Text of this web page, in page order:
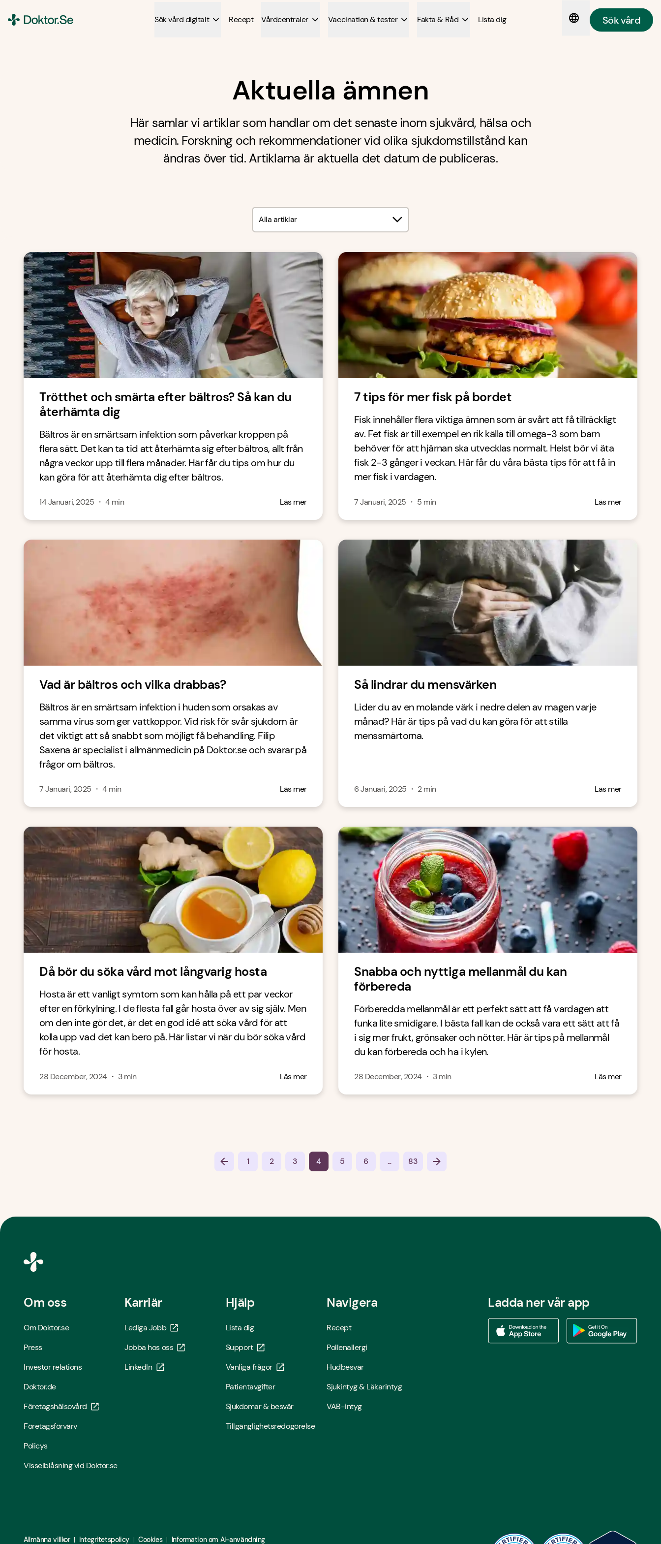
Sök vård digitalt Recept Vårdcentraler Vaccination & tester Fakta & Råd Lista dig Sök vård
Aktuella ämnen
Här samlar vi artiklar som handlar om det senaste inom sjukvård, hälsa och
medicin. Forskning och rekommendationer vid olika sjukdomstillstånd kan
ändras över tid. Artiklarna är aktuella det datum de publiceras.
Alla artiklar
Trötthet och smärta efter bältros? Så kan du
återhämta dig
Bältros är en smärtsam infektion som påverkar kroppen på
flera sätt. Det kan ta tid att återhämta sig efter bältros, allt från
några veckor upp till flera månader. Här får du tips om hur du
kan göra för att återhämta dig efter bältros.
14 Januari, 2025 ・ 4min Läs mer
7 tips för mer fisk på bordet
Fisk innehåller flera viktiga ämnen som är svårt att få tillräckligt
av. Fet fisk är till exempel en rik källa till omega-3 som barn
behöver för att hjärnan ska utvecklas normalt. Helst bör vi äta
fisk 2-3 gånger i veckan. Här får du våra bästa tips för att få in
mer fisk i vardagen.
7 Januari, 2025 ・ 5 min Läs mer
Vad är bältros och vilka drabbas?
Bältros är en smärtsam infektion i huden som orsakas av
samma virus som ger vattkoppor. Vid risk för svår sjukdom är
det viktigt att så snabbt som möjligt få behandling. Filip
Saxena är specialist i allmänmedicin på Doktor.se och svarar på
frågor om bältros.
7 Januari, 2025 ・4min Läs mer
Så lindrar du mensvärken
Lider du av en molande värk i nedre delen av magen varje
månad? Här är tips på vad du kan göra för att stilla
menssmärtorna.
6 Januari, 2025 ・ 2min Läs mer
Då bör du söka vård mot långvarig hosta
Hosta är ett vanligt symtom som kan hålla på ett par veckor
efter en förkylning. I de flesta fall går hosta över av sig själv. Men
om den inte gör det, är det en god idé att söka vård för att
kolla upp vad det kan bero på. Här listar vi när du bör söka vård
för hosta.
28 December, 2024・ 3min Läs mer
Snabba och nyttiga mellanmål du kan
förbereda
Förberedda mellanmål är ett perfekt sätt att få vardagen att
funka lite smidigare. I bästa fall kan de också vara ett sätt att få
i sig mer frukt, grönsaker och nötter. Här är tips på mellanmål
du kan förbereda och ha i kylen.
28 December, 2024・ 3min Läs mer
1 2 3 4 5 6 ... 83
Om oss
Om Doktor.se
Press
Investor relations
Doktor.de
Företagshälsovård
Företagsförvärv
Policys
Visselblåsning vid Doktor.se
Karriär
Lediga Jobb
Jobba hos oss
LinkedIn
Hjälp
Lista dig
Support
Vanliga frågor
Patientavgifter
Sjukdomar & besvär
Tillgänglighetsredogörelse
Navigera
Recept
Pollenallergi
Hudbesvär
Sjukintyg & Läkarintyg
VAB-intyg
Ladda ner vår app
Allmänna villkor Integritetspolicy Cookies Information om AI-användning